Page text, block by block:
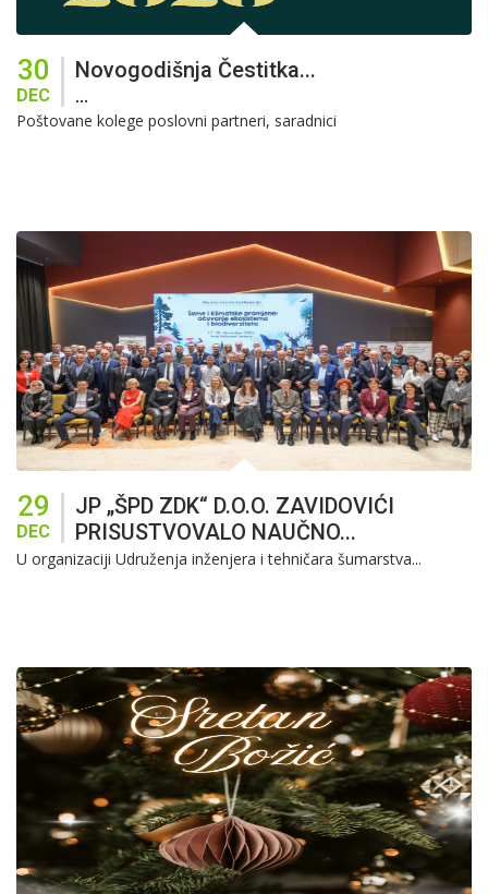
30
DEC
Novogodišnja Čestitka...
Poštovane kolege poslovni partneri, saradnici
...
29
DEC
JP „ŠPD ZDK“ D.o.o. ZAVIDOVIĆI
PRISUSTVOVALO NAUČNO...
U organizaciji Udruženja inženjera i tehničara šumarstva...